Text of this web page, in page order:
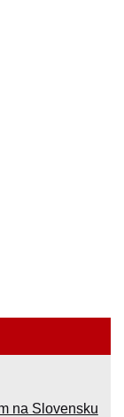
na Slovensku